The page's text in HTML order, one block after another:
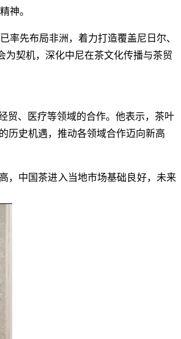
神。
率先布局非洲，着力打造覆盖尼日尔、
为契机，深化中尼在茶文化传播与茶贸
贸、医疗等领域的合作。他表示，茶叶
历史机遇，推动各领域合作迈向新高
，中国茶进入当地市场基础良好，未来